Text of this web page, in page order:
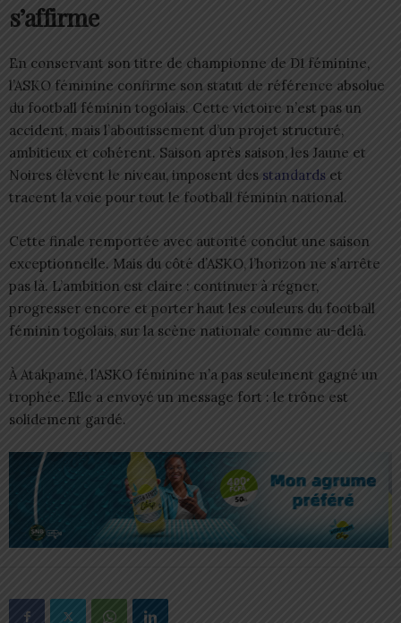
s’affirme
En conservant son titre de championne de D1 féminine,
l’ASKO féminine confirme son statut de référence absolue
du football féminin togolais. Cette victoire n’est pas un
accident, mais l’aboutissement d’un projet structuré,
ambitieux et cohérent. Saison après saison, les Jaune et
Noires élèvent le niveau, imposent des standards et
tracent la voie pour tout le football féminin national.
Cette finale remportée avec autorité conclut une saison
exceptionnelle. Mais du côté d’ASKO, l’horizon ne s’arrête
pas là. L’ambition est claire : continuer à régner,
progresser encore et porter haut les couleurs du football
féminin togolais, sur la scène nationale comme au-delà.
À Atakpamé, l’ASKO féminine n’a pas seulement gagné un
trophée. Elle a envoyé un message fort : le trône est
solidement gardé.